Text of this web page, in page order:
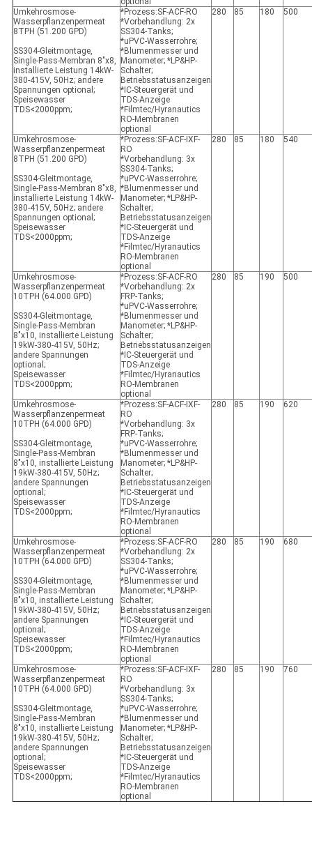
Umkehrosmose-
Wasserpflanzenpermeat
8TPH (51.200 GPD)
SS304-Gleitmontage,
Single-Pass-Membran 8"x8,
installierte Leistung 14kW-
380-415V, 50Hz; andere
Spannungen optional;
Speisewasser
TDS<2000ppm;
*Prozess:SF-ACF-RO
*Vorbehandlung: 2x
SS304-Tanks;
*uPVC-Wasserrohre;
*Blumenmesser und
Manometer; *LP&HP-
Schalter;
Betriebsstatusanzeigen
*IC-Steuergerät und
TDS-Anzeige
*Filmtec/Hyranautics
RO-Membranen
optional
280 85 180 500
Umkehrosmose-
Wasserpflanzenpermeat
8TPH (51.200 GPD)
SS304-Gleitmontage,
Single-Pass-Membran 8"x8,
installierte Leistung 14kW-
380-415V, 50Hz; andere
Spannungen optional;
Speisewasser
TDS<2000ppm;
*Prozess:SF-ACF-IXF-
RO
*Vorbehandlung: 3x
SS304-Tanks;
*uPVC-Wasserrohre;
*Blumenmesser und
Manometer; *LP&HP-
Schalter;
Betriebsstatusanzeigen
*IC-Steuergerät und
TDS-Anzeige
*Filmtec/Hyranautics
RO-Membranen
optional
280 85 180 540
Umkehrosmose-
Wasserpflanzenpermeat
10TPH (64.000 GPD)
SS304-Gleitmontage,
Single-Pass-Membran
8"x10, installierte Leistung
19kW-380-415V, 50Hz;
andere Spannungen
optional;
Speisewasser
TDS<2000ppm;
*Prozess:SF-ACF-RO
*Vorbehandlung: 2x
FRP-Tanks;
*uPVC-Wasserrohre;
*Blumenmesser und
Manometer; *LP&HP-
Schalter;
Betriebsstatusanzeigen
*IC-Steuergerät und
TDS-Anzeige
*Filmtec/Hyranautics
RO-Membranen
optional
280 85 190 500
Umkehrosmose-
Wasserpflanzenpermeat
10TPH (64.000 GPD)
SS304-Gleitmontage,
Single-Pass-Membran
8"x10, installierte Leistung
19kW-380-415V, 50Hz;
andere Spannungen
optional;
Speisewasser
TDS<2000ppm;
*Prozess:SF-ACF-IXF-
RO
*Vorbehandlung: 3x
FRP-Tanks;
*uPVC-Wasserrohre;
*Blumenmesser und
Manometer; *LP&HP-
Schalter;
Betriebsstatusanzeigen
*IC-Steuergerät und
TDS-Anzeige
*Filmtec/Hyranautics
RO-Membranen
optional
280 85 190 620
Umkehrosmose-
Wasserpflanzenpermeat
10TPH (64.000 GPD)
SS304-Gleitmontage,
Single-Pass-Membran
8"x10, installierte Leistung
19kW-380-415V, 50Hz;
andere Spannungen
optional;
Speisewasser
TDS<2000ppm;
*Prozess:SF-ACF-RO
*Vorbehandlung: 2x
SS304-Tanks;
*uPVC-Wasserrohre;
*Blumenmesser und
Manometer; *LP&HP-
Schalter;
Betriebsstatusanzeigen
*IC-Steuergerät und
TDS-Anzeige
*Filmtec/Hyranautics
RO-Membranen
optional
280 85 190 680
Umkehrosmose-
Wasserpflanzenpermeat
10TPH (64.000 GPD)
SS304-Gleitmontage,
Single-Pass-Membran
8"x10, installierte Leistung
19kW-380-415V, 50Hz;
andere Spannungen
optional;
Speisewasser
TDS<2000ppm;
*Prozess:SF-ACF-IXF-
RO
*Vorbehandlung: 3x
SS304-Tanks;
*uPVC-Wasserrohre;
*Blumenmesser und
Manometer; *LP&HP-
Schalter;
Betriebsstatusanzeigen
*IC-Steuergerät und
TDS-Anzeige
*Filmtec/Hyranautics
RO-Membranen
optional
280 85 190 760